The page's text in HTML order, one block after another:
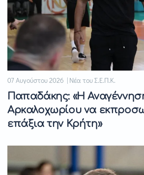
07 Αυγούστου 2026 | Νέα του Σ.Ε.Π.Κ.
Παπαδάκης: «Η
Αρκαλοχωρίου να
επάξια την Κρήτη»